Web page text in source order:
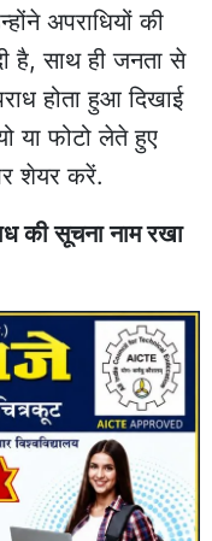
अपराधियों की
है, साथ ही जनता से
होता हुआ दिखाई
या फोटो लेते हुए
शेयर करें.
की सूचना नाम रखा